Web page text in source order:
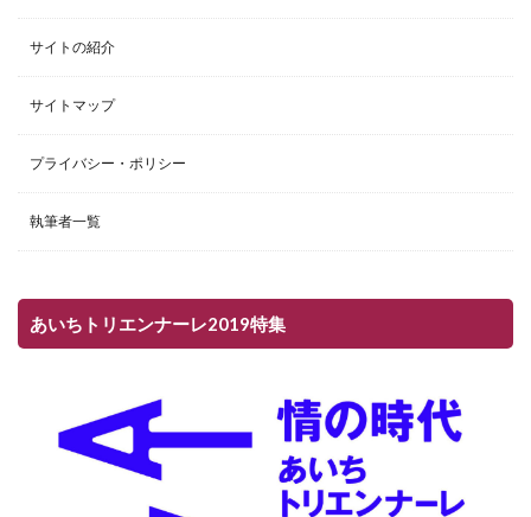
サイトの紹介
サイトマップ
プライバシー・ポリシー
執筆者一覧
あいちトリエンナーレ2019特集